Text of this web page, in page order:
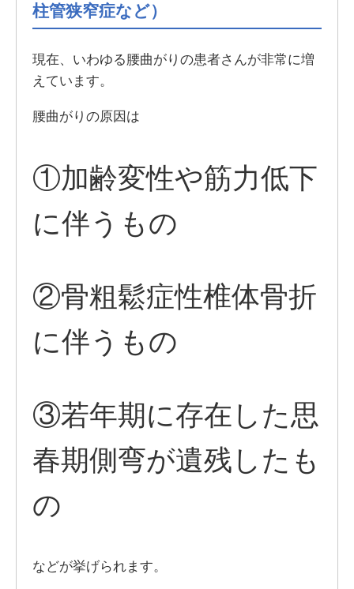
柱管狭窄症など）
現在、いわゆる腰曲がりの患者さんが非常に増
えています。
腰曲がりの原因は
①加齢変性や筋力低下
に伴うもの
②骨粗鬆症性椎体骨折
に伴うもの
③若年期に存在した思
春期側弯が遺残したも
の
などが挙げられます。